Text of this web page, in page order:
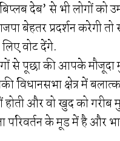
देब’ से भी लोगों
बेहतर प्रदर्शन करेगी
वोट देंगे.
से पूछा की आपके मौजूदा
विधानसभा क्षेत्र में
होती और वो खुद को
परिवर्तन के मूड में है और